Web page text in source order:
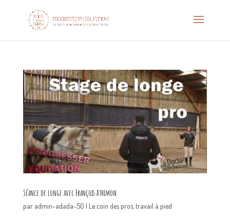
Séance de longe avec François Athimon
par admin-adada-50 | Le coin des pros,travail à pied